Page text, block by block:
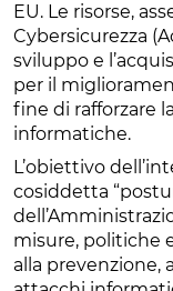
EU. Le risorse,
Cybersicurezza
sviluppo e
per il
fine di rafforzare
informatiche.
L’obiettivo
cosiddetta
misure, politiche
alla prevenzione,